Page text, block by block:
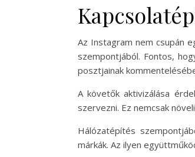
Az Instagram nem csupán
szempontjából. Fontos,
posztjainak
A követők aktivizálása
szervezni. Ez nemcsak
Hálózatépítés
márkák. Az ilyen